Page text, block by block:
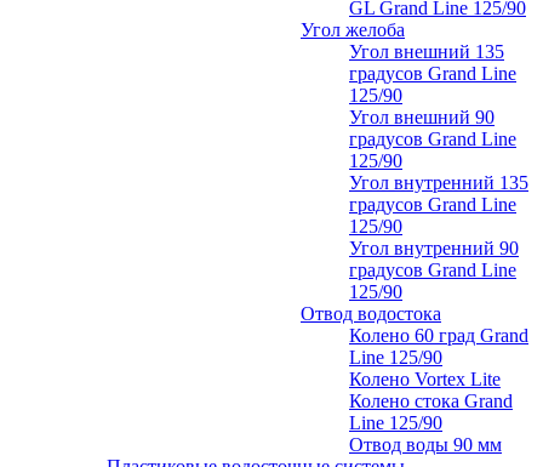
GL Grand Line 125/90
Угол желоба
Угол внешний 135
градусов Grand Line
125/90
Угол внешний 90
градусов Grand Line
125/90
Угол внутренний 135
градусов Grand Line
125/90
Угол внутренний 90
градусов Grand Line
125/90
Отвод водостока
Колено 60 град Grand
Line 125/90
Колено Vortex Lite
Колено стока Grand
Line 125/90
Отвод воды 90 мм